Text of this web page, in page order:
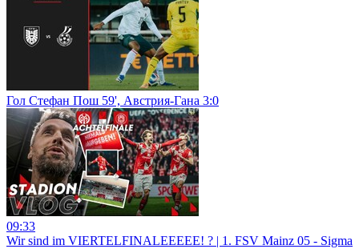
Гол Стефан Пош 59', Австрия-Гана 3:0
09:33
Wir sind im VIERTELFINALEEEEE! ? | 1. FSV Mainz 05 - Sigma